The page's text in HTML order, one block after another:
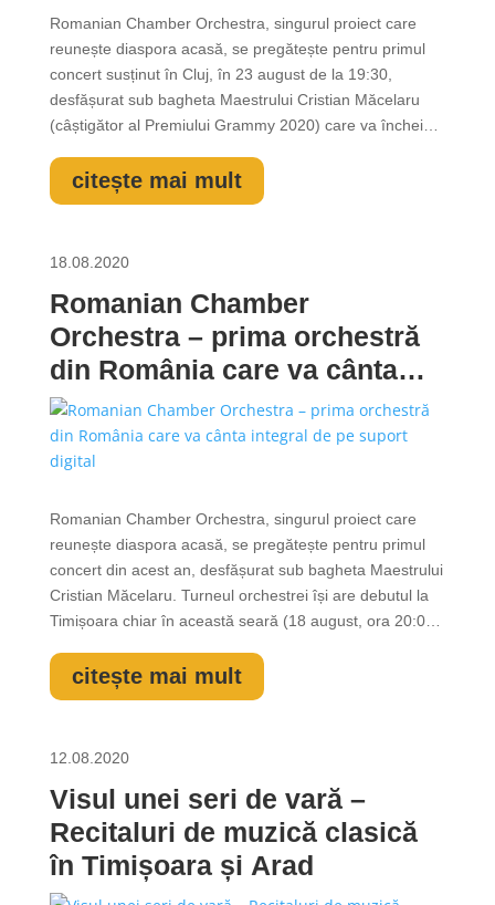
Romanian Chamber Orchestra, singurul proiect care
reunește diaspora acasă, se pregătește pentru primul
concert susținut în Cluj, în 23 august de la 19:30,
desfășurat sub bagheta Maestrului Cristian Măcelaru
(câștigător al Premiului Grammy 2020) care va încheia
reunește 21 de muzicieni români care fac performanță
atât în țară, cât și în unele...
citește mai mult
18.08.2020
Romanian Chamber
Orchestra – prima orchestră
din România care va cânta
integral de pe suport digital
Romanian Chamber Orchestra, singurul proiect care
reunește diaspora acasă, se pregătește pentru primul
concert din acest an, desfășurat sub bagheta Maestrului
Cristian Măcelaru. Turneul orchestrei își are debutul la
Timișoara chiar în această seară (18 august, ora 20:00),
meloman să participe la concerte cu valențe
tămăduitoare susținute...
citește mai mult
12.08.2020
Visul unei seri de vară –
Recitaluri de muzică clasică
în Timișoara și Arad